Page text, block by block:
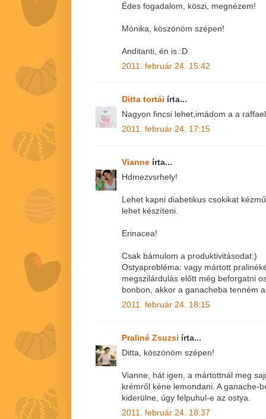
Édes fogadalom, köszi, megnézem!
Mónika, köszönöm szépen!
Anditanti, én is :D
2011. február 24. 15:42
Ditta tortái írta...
Nagyon fincsi lehet,imádom a a
2011. február 24. 17:15
Vianne írta...
Hdmezvsrhely!
Lehet kapni diabetikus csokikat
lehet készíteni.
Erinacea!
Csak bámulom a produktivitásodat:)
Ostyaprobléma: vagy mártott
megszilárdulás előtt még beforgatni
bonbon, akkor a ganacheba tenném
2011. február 24. 18:15
Praliné Zsuzsi írta...
Ditta, köszönöm szépen!
Vianne, hát igen, a mártottnál meg
krémről kéne lemondani. A ganache-
kiderülne, úgy felpuhul-e az ostya.
2011. február 24. 18:37